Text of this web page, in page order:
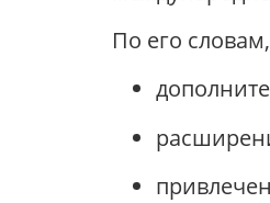
По его